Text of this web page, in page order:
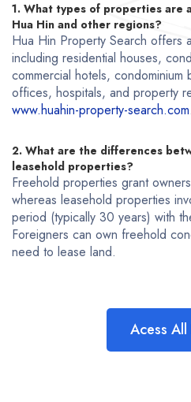
1. What types of properties are
Hua Hin and other regions?
Hua Hin Property Search offers
including residential houses,
commercial hotels,
offices, hospitals, and property
www.huahin-property-search.com
2. What are the differences
leasehold properties?
Freehold properties grant
whereas leasehold properties
period (typically 30 years) with
Foreigners can own freehold
need to lease land.
Acess All